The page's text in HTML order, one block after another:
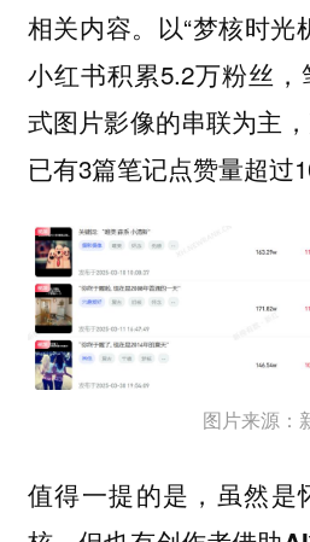
相关内容。 以“梦核时光
小红书积累5.2万粉丝
式图片影像的串联为主
已有3篇笔记点赞量超过
图片来源：
值得一提的是，虽然是